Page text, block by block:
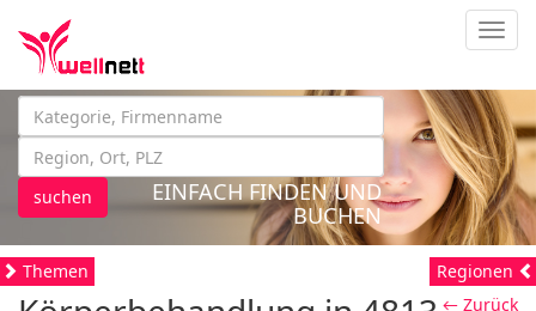
suchen
EINFACH FINDEN UND
BUCHEN
Themen
← Zurück
Regionen